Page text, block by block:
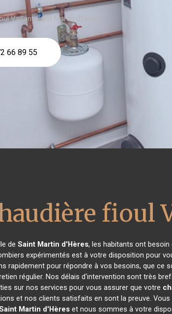
Vaillant Saint Martin d'Hères
66 89 55
fioul
de Saint Martin d'Hères, les habitants ont besoin
expérimentés est à votre disposition pour
rapidement pour répondre à vos besoins, que ce
régulier. Nos délais d'intervention sont très
sur nos services pour vous assurer que votre
et nos clients satisfaits en sont la preuve.
Martin d'Hères et nous sommes à votre